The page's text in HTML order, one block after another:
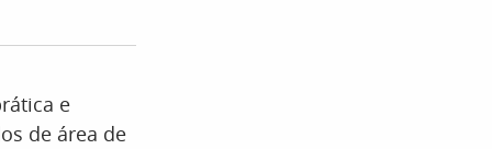
e
de área de